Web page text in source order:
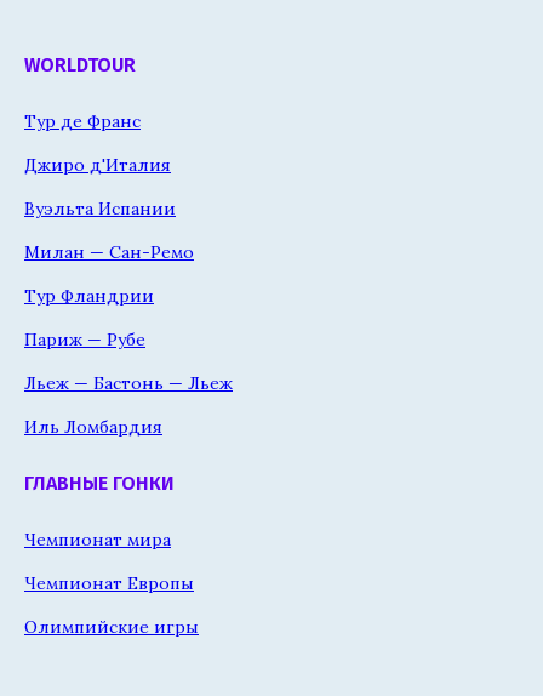
WORLDTOUR
Тур де Франс
Джиро д'Италия
Вуэльта Испании
Милан — Сан-Ремо
Тур Фландрии
Париж — Рубе
Льеж — Бастонь — Льеж
Иль Ломбардия
ГЛАВНЫЕ ГОНКИ
Чемпионат мира
Чемпионат Европы
Олимпийские игры